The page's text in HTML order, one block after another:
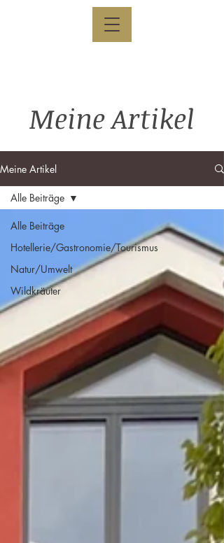
Meine Artikel
Meine Artikel
Alle Beiträge
Hotellerie/Gastronomie/Tourismus
Natur/Umwelt
Wildkräuter
Alle Beiträge